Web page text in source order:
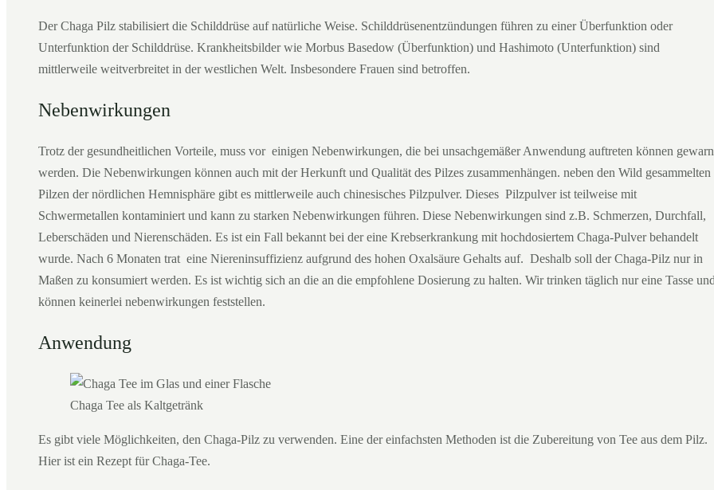
Der Chaga Pilz stabilisiert die Schilddrüse auf natürliche Weise. Schilddrüsenentzündungen führen zu einer Überfunktion oder
Unterfunktion der Schilddrüse. Krankheitsbilder wie Morbus Basedow (Überfunktion) und Hashimoto (Unterfunktion) sind
mittlerweile weitverbreitet in der westlichen Welt. Insbesondere Frauen sind betroffen.
Nebenwirkungen
Trotz der gesundheitlichen Vorteile, muss vor einigen Nebenwirkungen, die bei unsachgemäßer Anwendung auftreten können
werden. Die Nebenwirkungen können auch mit der Herkunft und Qualität des Pilzes zusammenhängen. neben den Wild gesammelten
Pilzen der nördlichen Hemnisphäre gibt es mittlerweile auch chinesisches Pilzpulver. Dieses Pilzpulver ist teilweise mit
Schwermetallen kontaminiert und kann zu starken Nebenwirkungen führen. Diese Nebenwirkungen sind z.B. Schmerzen, Durchfall,
Leberschäden und Nierenschäden. Es ist ein Fall bekannt bei der eine Krebserkrankung mit hochdosiertem Chaga-Pulver behandelt
wurde. Nach 6 Monaten trat eine Niereninsuffizienz aufgrund des hohen Oxalsäure Gehalts auf. Deshalb soll der Chaga-Pilz nur in
Maßen zu konsumiert werden. Es ist wichtig sich an die an die empfohlene Dosierung zu halten. Wir trinken täglich nur eine Tasse
können keinerlei nebenwirkungen feststellen.
Anwendung
Chaga Tee als Kaltgetränk
Es gibt viele Möglichkeiten, den Chaga-Pilz zu verwenden. Eine der einfachsten Methoden ist die Zubereitung von Tee aus dem Pilz.
Hier ist ein Rezept für Chaga-Tee.